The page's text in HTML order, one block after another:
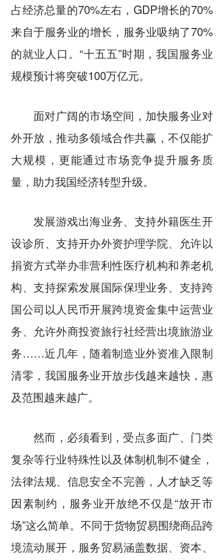
占经济总量的70%左右，GDP增长的70%
来自于服务业的增长，服务业吸纳了70%
的就业人口。“十五五”时期，我国服务业
规模预计将突破100万亿元。
面对广阔的市场空间，加快服务业对
外开放，推动多领域合作共赢，不仅能扩
大规模，更能通过市场竞争提升服务质
量，助力我国经济转型升级。
发展游戏出海业务、支持外籍医生开
设诊所、支持开办外资护理学院、允许以
捐资方式举办非营利性医疗机构和养老机
构、支持探索发展国际保理业务、支持跨
国公司以人民币开展跨境资金集中运营业
务、允许外商投资旅行社经营出境旅游业
务……近几年，随着制造业外资准入限制
清零，我国服务业开放步伐越来越快，惠
及范围越来越广。
然而，必须看到，受点多面广、门类
复杂等行业特殊性以及体制机制不健全，
法律法规、信息安全不完善，人才缺乏等
因素制约，服务业开放绝不仅是“放开市
场”这么简单。不同于货物贸易围绕商品跨
境流动展开，服务贸易涵盖数据、资本、